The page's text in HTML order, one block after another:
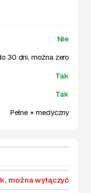
Nie
30 dni, można zero
Tak
Tak
Pełne + medyczny
można wyłączyć